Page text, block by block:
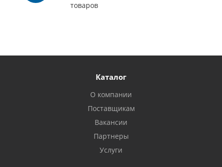
товаров
Каталог
О компании
Поставщикам
Вакансии
Партнеры
Услуги